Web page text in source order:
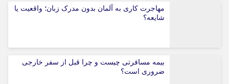
مهاجرت کاری به آلمان بدون مدرک زبان؛ واقعیت یا
شایعه؟
بیمه مسافرتی چیست و چرا قبل از سفر خارجی
ضروری است؟